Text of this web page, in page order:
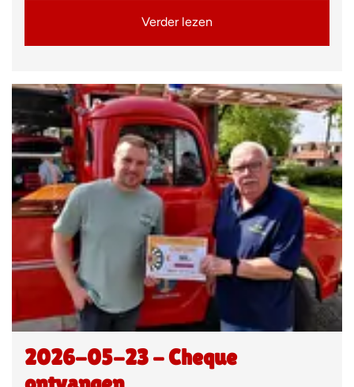
Verder lezen
2026-05-23 - Cheque